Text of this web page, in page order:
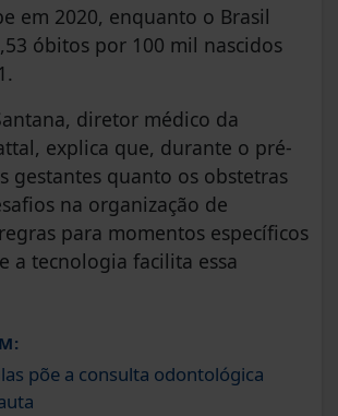
em 2020, enquanto o Brasil
óbitos por 100 mil nascidos
diretor médico da
explica que, durante o pré-
gestantes quanto os obstetras
na organização de
para momentos específicos
a tecnologia facilita essa
põe a consulta odontológica